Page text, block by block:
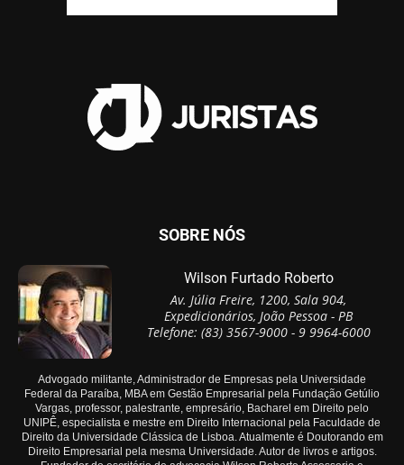
SOBRE NÓS
Wilson Furtado Roberto
Av. Júlia Freire, 1200, Sala 904,
Expedicionários, João Pessoa - PB
Telefone: (83) 3567-9000 - 9 9964-6000
Advogado militante, Administrador de Empresas pela Universidade
Federal da Paraíba, MBA em Gestão Empresarial pela Fundação Getúlio
Vargas, professor, palestrante, empresário, Bacharel em Direito pelo
UNIPÊ, especialista e mestre em Direito Internacional pela Faculdade de
Direito da Universidade Clássica de Lisboa. Atualmente é Doutorando em
Direito Empresarial pela mesma Universidade. Autor de livros e artigos.